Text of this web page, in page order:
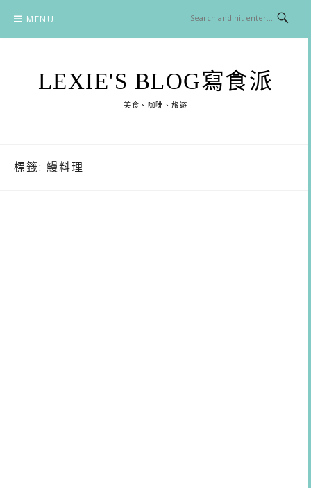
content
MENU
LEXIE'S BLOG寫食派
美食、咖啡、旅遊
標籤: 鰻料理